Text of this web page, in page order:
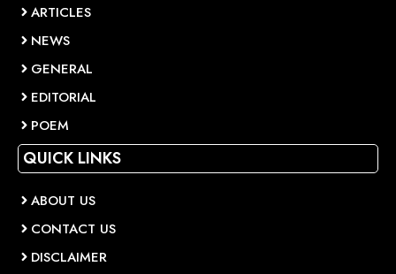
ARTICLES
NEWS
GENERAL
EDITORIAL
POEM
QUICK LINKS
ABOUT US
CONTACT US
DISCLAIMER